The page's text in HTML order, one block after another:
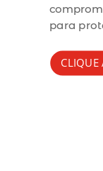
para
CLIQUE